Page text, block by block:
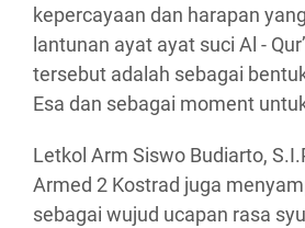
kepercayaan dan harapan
lantunan ayat ayat suci Al -
tersebut adalah sebagai
Esa dan sebagai moment
Letkol Arm Siswo Budiarto,
Armed 2 Kostrad juga
sebagai wujud ucapan rasa